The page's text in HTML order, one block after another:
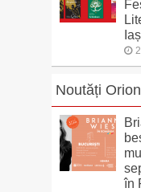
Noutăți Orion
în